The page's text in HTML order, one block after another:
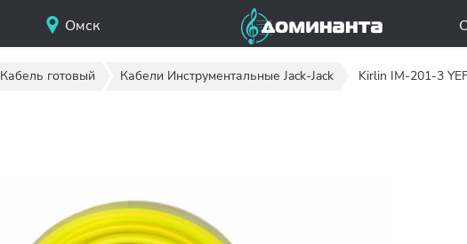
Омск
Кабель готовый Кабели Инструментальные Jack-Jack Kirlin IM-201-3